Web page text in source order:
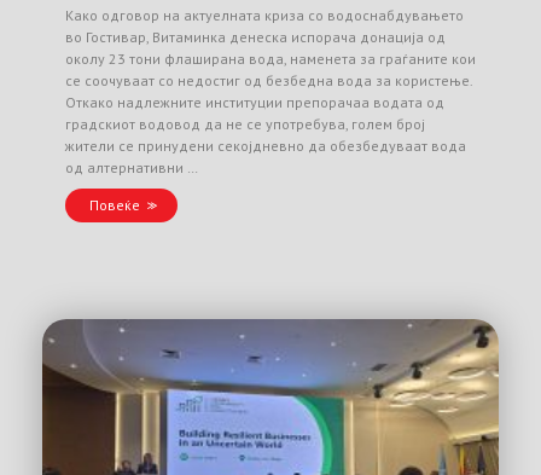
Како одговор на актуелната криза со водоснабдувањето
во Гостивар, Витаминка денеска испорача донација од
околу 23 тони флаширана вода, наменета за граѓаните кои
се соочуваат со недостиг од безбедна вода за користење.
Откако надлежните институции препорачаа водата од
градскиот водовод да не се употребува, голем број
жители се принудени секојдневно да обезбедуваат вода
од алтернативни …
Повеќе